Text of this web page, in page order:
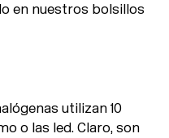
en nuestros bolsillos
utilizan 10
o las led. Claro, son